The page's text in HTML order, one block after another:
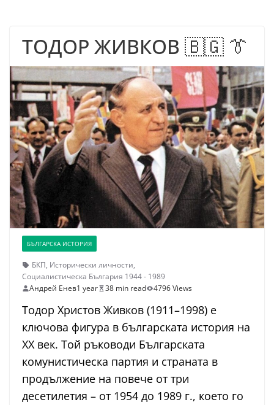
ТОДОР ЖИВКОВ 🇧🇬 👔
БЪЛГАРСКА ИСТОРИЯ
БКП, Исторически личности,
Социалистическа България 1944 - 1989
Андрей Енев1 year 38 min read 4796 Views
Тодор Христов Живков (1911–1998) е
ключова фигура в българската история на
XX век. Той ръководи Българската
комунистическа партия и страната в
продължение на повече от три
десетилетия – от 1954 до 1989 г., което го